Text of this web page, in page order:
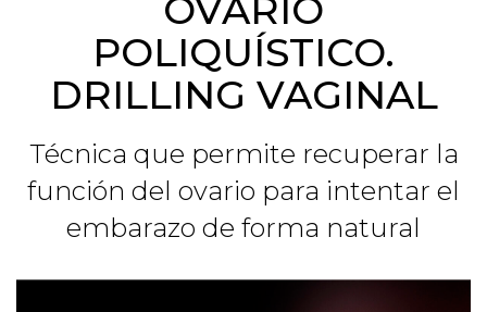
OVARIO
POLIQUÍSTICO.
DRILLING VAGINAL
Técnica que permite recuperar la
función del ovario para intentar el
embarazo de forma natural